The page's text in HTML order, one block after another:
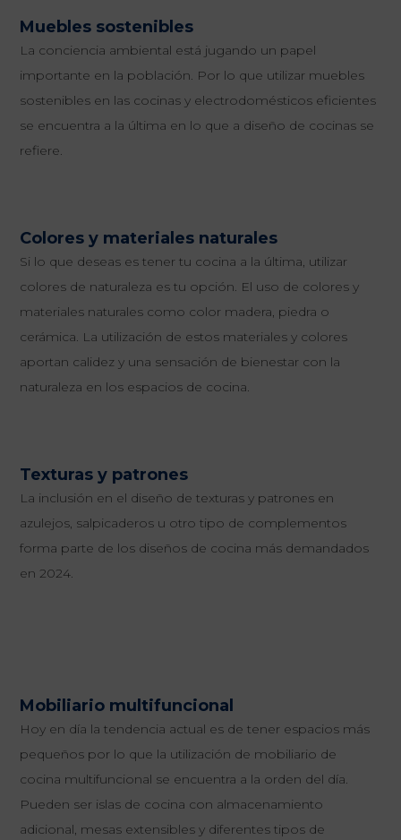
Muebles sostenibles
La conciencia ambiental está jugando un papel
importante en la población. Por lo que utilizar muebles
sostenibles en las cocinas y electrodomésticos eficientes
se encuentra a la última en lo que a diseño de cocinas se
refiere.
Colores y materiales naturales
Si lo que deseas es tener tu cocina a la última, utilizar
colores de naturaleza es tu opción. El uso de colores y
materiales naturales como color madera, piedra o
cerámica. La utilización de estos materiales y colores
aportan calidez y una sensación de bienestar con la
naturaleza en los espacios de cocina.
Texturas y patrones
La inclusión en el diseño de texturas y patrones en
azulejos, salpicaderos u otro tipo de complementos
forma parte de los diseños de cocina más demandados
en 2024.
Mobiliario multifuncional
Hoy en día la tendencia actual es de tener espacios más
pequeños por lo que la utilización de mobiliario de
cocina multifuncional se encuentra a la orden del día.
Pueden ser islas de cocina con almacenamiento
adicional, mesas extensibles y diferentes tipos de